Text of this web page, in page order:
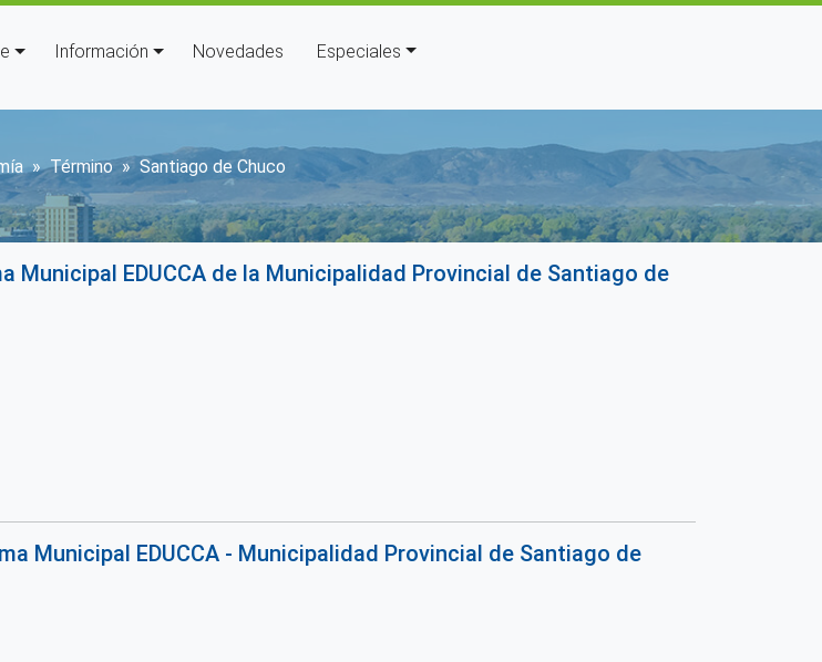
principal
Información Novedades Especiales
enlaces de ayuda a la navegación
Término Santiago de Chuco
Municipal EDUCCA de la Municipalidad Provincial de Santiago de
Municipal EDUCCA - Municipalidad Provincial de Santiago de